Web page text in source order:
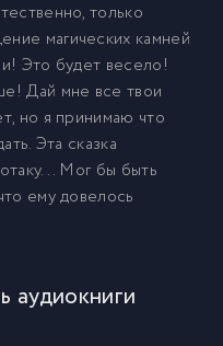
только
магических камней
Это будет весело!
Дай мне все твои
но я принимаю что
Эта сказка
Мог бы быть
ему довелось
аудиокниги